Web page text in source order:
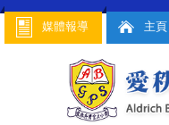
媒體報導 主頁